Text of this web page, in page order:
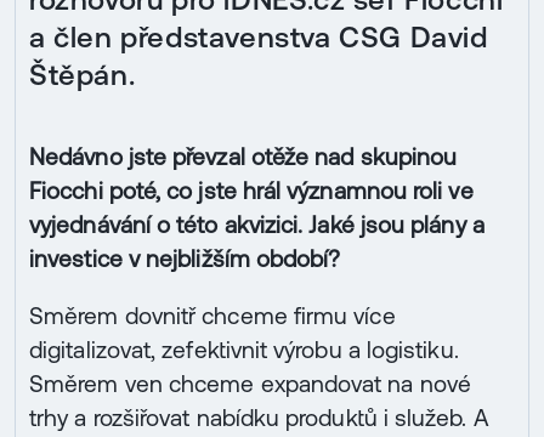
a člen představenstva CSG David
Štěpán.
Nedávno jste převzal otěže nad skupinou
Fiocchi poté, co jste hrál významnou roli ve
vyjednávání o této akvizici. Jaké jsou plány a
investice v nejbližším období?
Směrem dovnitř chceme firmu více
digitalizovat, zefektivnit výrobu a logistiku.
Směrem ven chceme expandovat na nové
trhy a rozšiřovat nabídku produktů i služeb. A